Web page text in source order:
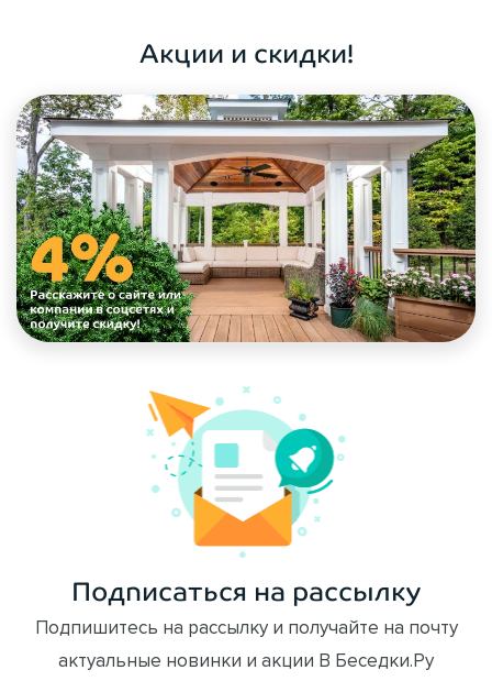
Акции и скидки!
Подписаться на рассылку
Подпишитесь на рассылку и получайте на почту
актуальные новинки и акции В Беседки.Ру